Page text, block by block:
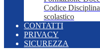
Codice
scolastico
CONTATTI
PRIVACY
SICUREZZA